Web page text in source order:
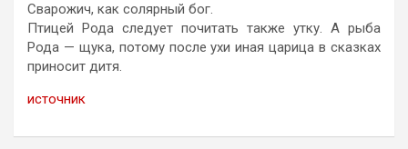
Сварожич, как солярный бог.
Птицей Рода следует почитать также утку. А рыба
Рода — щука, потому после ухи иная царица в сказках
приносит дитя.
источник